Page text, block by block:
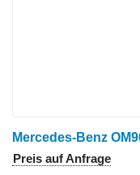
Preis auf Anfrage